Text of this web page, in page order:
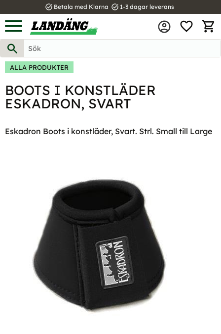
Meny
task_alt Betala med Klarna task_alt 1-3 dagar leverans
ALLA PRODUKTER
BOOTS I KONSTLÄDER
ESKADRON, SVART
Eskadron Boots i konstläder, Svart. Strl. Small till Large